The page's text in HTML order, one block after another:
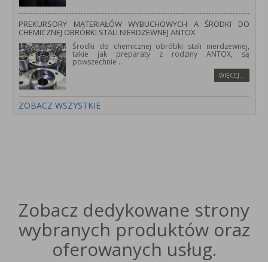
PREKURSORY MATERIAŁÓW WYBUCHOWYCH A ŚRODKI DO
CHEMICZNEJ OBRÓBKI STALI NIERDZEWNEJ ANTOX
Środki do chemicznej obróbki stali nierdzewnej,
takie jak preparaty z rodziny ANTOX, są
powszechnie...
WIĘCEJ…
ZOBACZ WSZYSTKIE
Zobacz dedykowane strony
wybranych produktów oraz
oferowanych usług.